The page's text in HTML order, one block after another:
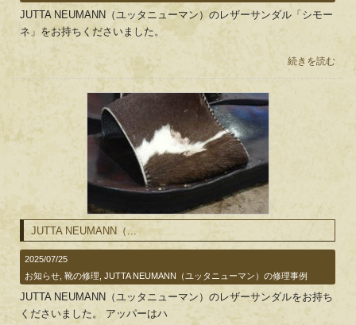
JUTTA NEUMANN（ユッタニューマン）のレザーサンダル「シモー
ネ」をお持ちくださいました。
続きを読む
JUTTA NEUMANN（...
2025/07/25
お知らせ ,靴の修理 ,JUTTA NEUMANN（ユッタニューマン）の修理事例
JUTTA NEUMANN（ユッタニューマン）のレザーサンダルをお持ち
くださいました。 アッパーはハ